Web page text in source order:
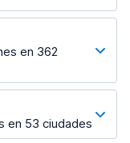
en 362
en 53 ciudades